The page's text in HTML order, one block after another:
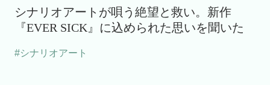
シナリオアートが唄う絶望と救い。新作
『EVER SICK』に込められた思いを聞いた
#シナリオアート